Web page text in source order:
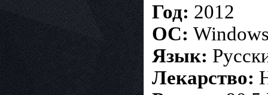
Год: 2012
ОС:
Язык:
Лекарство: